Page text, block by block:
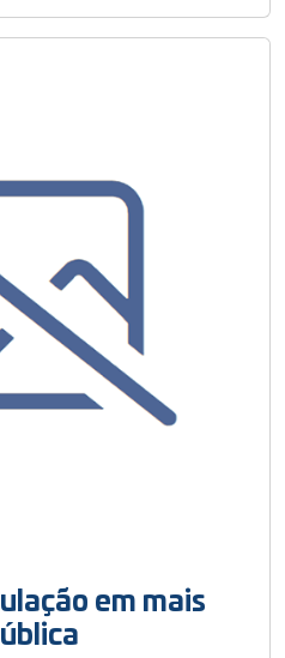
em mais